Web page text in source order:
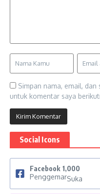
Simpan nama, email,
untuk komentar saya
Social Icons
Facebook 1,000
PenggemarSuka